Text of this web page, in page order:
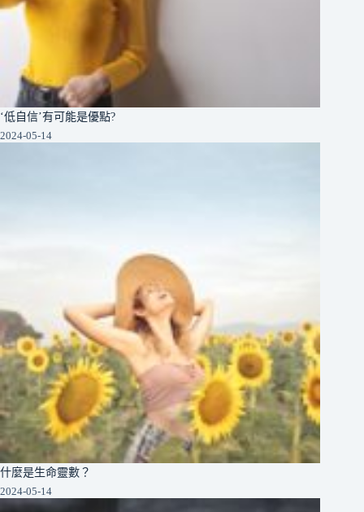
‘低自信’有可能是優點?
2024-05-14
什麼是生命靈數？
2024-05-14